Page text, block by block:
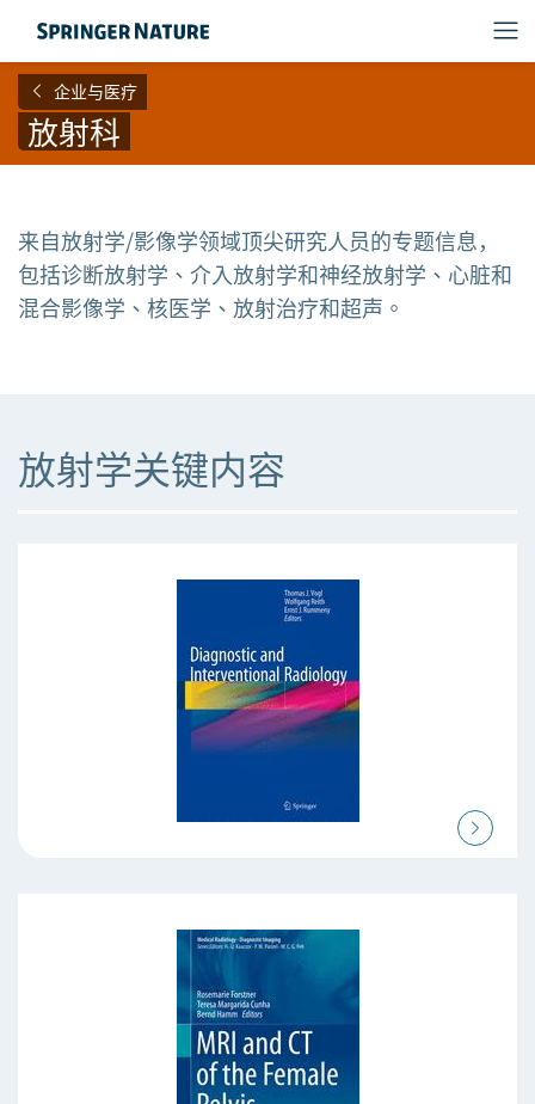
企业与医疗
放射科
来自放射学/影像学领域顶尖研究人员的专题信息，
包括诊断放射学、介入放射学和神经放射学、心脏和
混合影像学、核医学、放射治疗和超声。
放射学关键内容